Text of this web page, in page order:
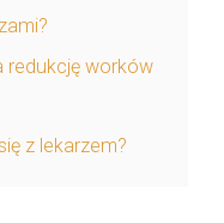
redukcję worków
z lekarzem?